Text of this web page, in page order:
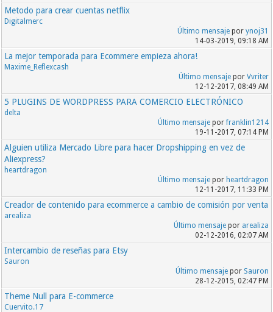
Metodo para crear cuentas netflix
Digitalmerc
Último mensajepor ynoj31
14-03-2019, 09:18 AM
La mejor temporada para Ecommere empieza ahora!
Maxime_Reflexcash
Último mensajepor Vvriter
12-12-2017, 08:49 AM
5 PLUGINS DE WORDPRESS PARA COMERCIO ELECTRÓNICO
delta
Último mensajeporfranklin1214
19-11-2017, 07:14 PM
Alguien utiliza Mercado Libre para hacer Dropshipping en vez de
Aliexpress?
heartdragon
Último mensajepor heartdragon
12-11-2017, 11:33 PM
Creador de contenido para ecommerce a cambio de comisión por venta
arealiza
Último mensajepor arealiza
02-12-2016, 02:07 AM
Intercambio de reseñas para Etsy
Sauron
Último mensajepor Sauron
28-12-2015, 02:47 PM
Theme Null para E-commerce
Cuervito.17